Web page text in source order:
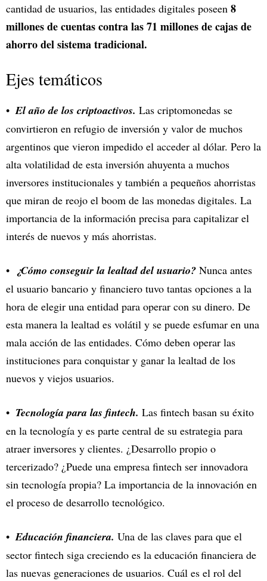
cantidad de usuarios, las entidades digitales poseen 8
millones de cuentas contra las 71 millones de cajas de
ahorro del sistema tradicional.
Ejes temáticos
El año de los criptoactivos. Las criptomonedas se
convirtieron en refugio de inversión y valor de muchos
argentinos que vieron impedido el acceder al dólar. Pero la
alta volatilidad de esta inversión ahuyenta a muchos
inversores institucionales y también a pequeños ahorristas
que miran de reojo el boom de las monedas digitales. La
importancia de la información precisa para capitalizar el
interés de nuevos y más ahorristas.
¿Cómo conseguir la lealtad del usuario? Nunca antes
el usuario bancario y financiero tuvo tantas opciones a la
hora de elegir una entidad para operar con su dinero. De
esta manera la lealtad es volátil y se puede esfumar en una
mala acción de las entidades. Cómo deben operar las
instituciones para conquistar y ganar la lealtad de los
nuevos y viejos usuarios.
Tecnología para las fintech. Las fintech basan su éxito
en la tecnología y es parte central de su estrategia para
atraer inversores y clientes. ¿Desarrollo propio o
tercerizado? ¿Puede una empresa fintech ser innovadora
sin tecnología propia? La importancia de la innovación en
el proceso de desarrollo tecnológico.
Educación financiera. Una de las claves para que el
sector fintech siga creciendo es la educación financiera de
las nuevas generaciones de usuarios. Cuál es el rol del